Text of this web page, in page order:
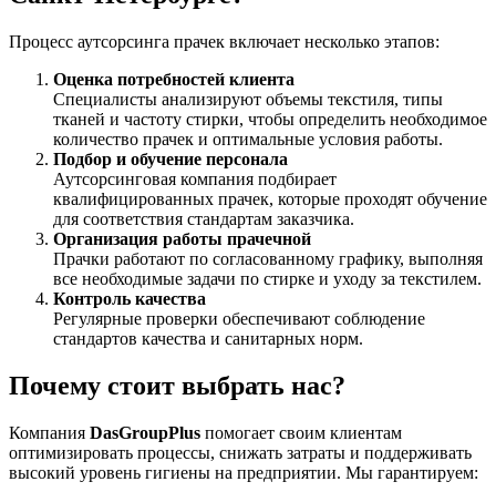
Процесс аутсорсинга прачек включает несколько этапов:
Оценка потребностей клиента
Специалисты анализируют объемы текстиля, типы
тканей и частоту стирки, чтобы определить необходимое
количество прачек и оптимальные условия работы.
Подбор и обучение персонала
Аутсорсинговая компания подбирает
квалифицированных прачек, которые проходят обучение
для соответствия стандартам заказчика.
Организация работы прачечной
Прачки работают по согласованному графику, выполняя
все необходимые задачи по стирке и уходу за текстилем.
Контроль качества
Регулярные проверки обеспечивают соблюдение
стандартов качества и санитарных норм.
Почему стоит выбрать нас?
Компания DasGroupPlus помогает своим клиентам
оптимизировать процессы, снижать затраты и поддерживать
высокий уровень гигиены на предприятии. Мы гарантируем: